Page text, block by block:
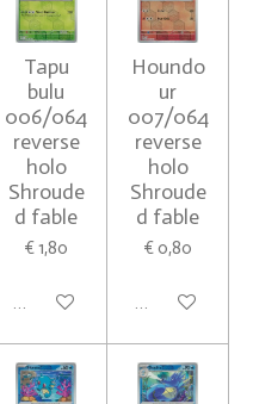
Tapu
bulu
006/064
reverse
holo
Shroude
d fable
€ 1,80
In winkelwagen
Houndo
ur
007/064
reverse
holo
Shroude
d fable
€ 0,80
In winkelwagen